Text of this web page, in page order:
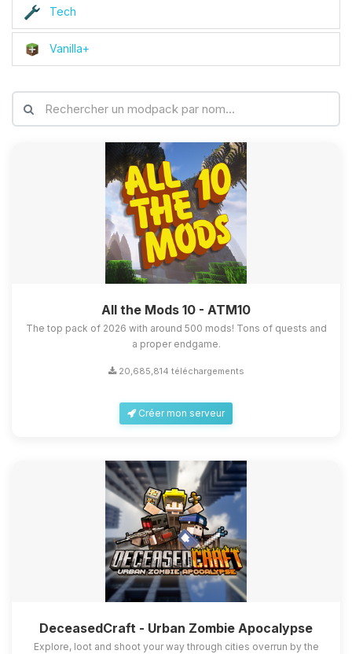
Tech
Vanilla+
All the Mods 10 - ATM10
The top pack of 2026 with around 500 mods! Tons of quests and
a proper endgame.
20,685,814 téléchargements
Créer mon serveur
DeceasedCraft - Urban Zombie Apocalypse
Explore, loot and shoot your way through cities overrun by the